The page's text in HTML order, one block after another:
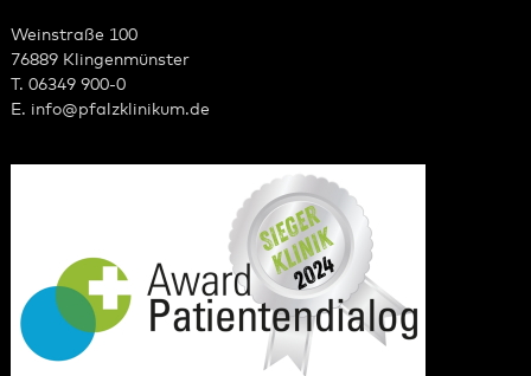
Weinstraße 100
76889 Klingenmünster
T. 06349 900-0
E. info@pfalzklinikum.de